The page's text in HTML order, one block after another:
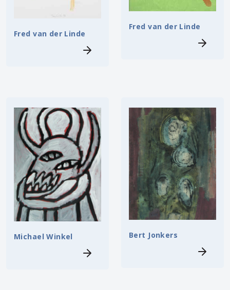
Fred van der Linde
Fred van der Linde
Michael Winkel Bert Jonkers